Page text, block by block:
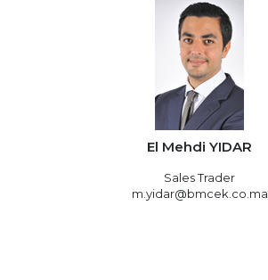
El Mehdi YIDAR
Sales Trader
m.yidar@bmcek.co.ma